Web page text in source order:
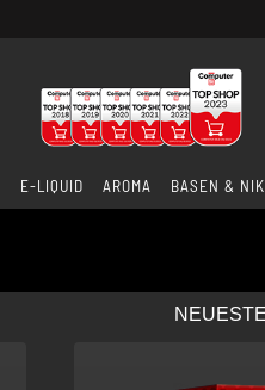
E-LIQUID AROMA BASEN &